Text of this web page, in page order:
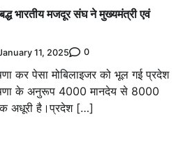
भारतीय मजदूर संघ ने मुख्यमंत्री एवं
11, 2025 0
कर पेसा मोबिलाइजर को भूल गई प्रदेश
के अनुरूप 4000 मानदेय से 8000
अधूरी है।प्रदेश […]